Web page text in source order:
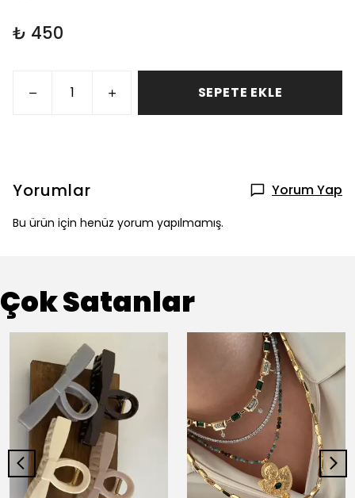
₺ 450
SEPETE EKLE
Yorumlar Yorum Yap
Bu ürün için henüz yorum yapılmamış.
Çok Satanlar